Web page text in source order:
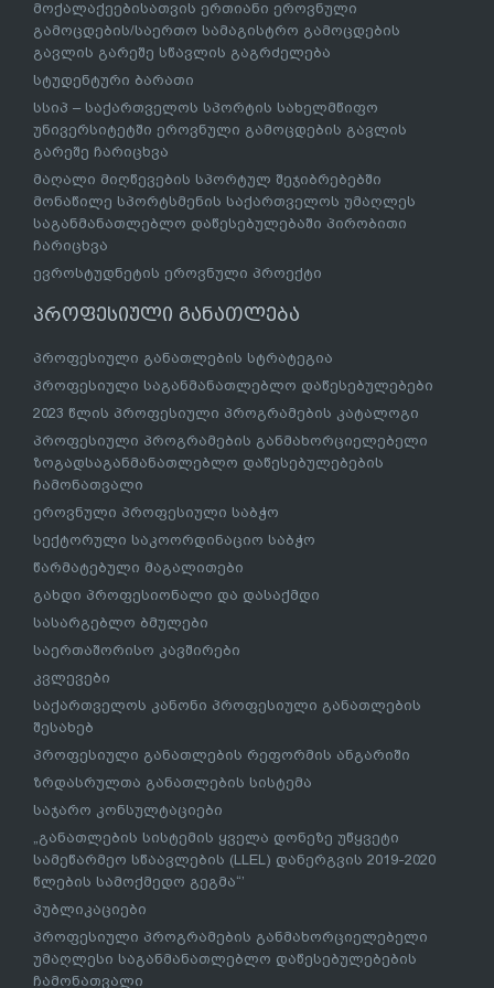
მოქალაქეებისათვის ერთიანი ეროვნული
გამოცდების/საერთო სამაგისტრო გამოცდების
გავლის გარეშე სწავლის გაგრძელება
სტუდენტური ბარათი
სსიპ – საქართველოს სპორტის სახელმწიფო
უნივერსიტეტში ეროვნული გამოცდების გავლის
გარეშე ჩარიცხვა
მაღალი მიღწევების სპორტულ შეჯიბრებებში
მონაწილე სპორტსმენის საქართველოს უმაღლეს
საგანმანათლებლო დაწესებულებაში პირობითი
ჩარიცხვა
ევროსტუდნეტის ეროვნული პროექტი
პროფესიული განათლება
პროფესიული განათლების სტრატეგია
პროფესიული საგანმანათლებლო დაწესებულებები
2023 წლის პროფესიული პროგრამების კატალოგი
პროფესიული პროგრამების განმახორციელებელი
ზოგადსაგანმანათლებლო დაწესებულებების
ჩამონათვალი
ეროვნული პროფესიული საბჭო
სექტორული საკოორდინაციო საბჭო
წარმატებული მაგალითები
გახდი პროფესიონალი და დასაქმდი
სასარგებლო ბმულები
საერთაშორისო კავშირები
კვლევები
საქართველოს კანონი პროფესიული განათლების
შესახებ
პროფესიული განათლების რეფორმის ანგარიში
ზრდასრულთა განათლების სისტემა
საჯარო კონსულტაციები
„განათლების სისტემის ყველა დონეზე უწყვეტი
სამეწარმეო სწაავლების (LLEL) დანერგვის 2019-2020
წლების სამოქმედო გეგმა“’
პუბლიკაციები
პროფესიული პროგრამების განმახორციელებელი
უმაღლესი საგანმანათლებლო დაწესებულებების
ჩამონათვალი